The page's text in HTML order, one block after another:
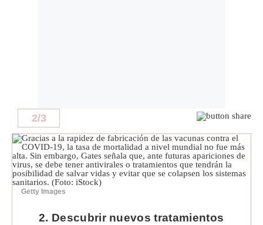
Privacidad
Politica
De
Cookies
Preguntas
Frecuentes
2/3
Getty Images
2. Descubrir nuevos tratamientos